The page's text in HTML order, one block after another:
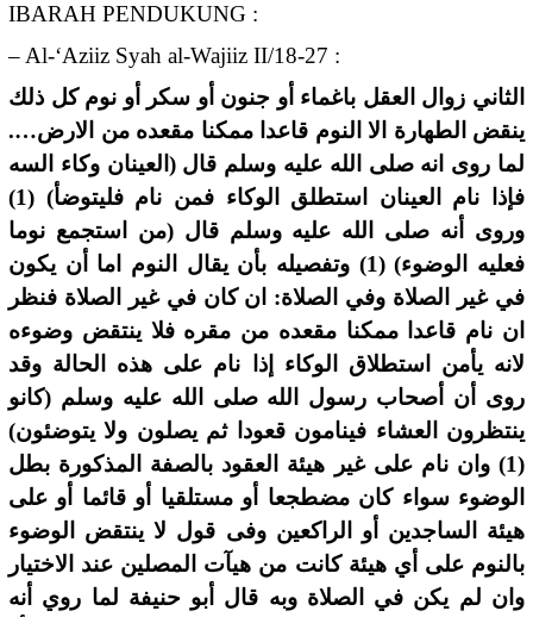
IBARAH PENDUKUNG :
– Al-‘Aziiz Syah al-Wajiiz II/18-27 :
الثاني زوال العقل باغماء أو جنون أو سكر أو نوم كل ذلك
ينقض الطهارة الا النوم قاعدا ممكنا مقعده من الارض….
لما روى انه صلى الله عليه وسلم قال (العينان وكاء السه
فإذا نام العينان استطلق الوكاء فمن نام فليتوضأ) (1)
وروى أنه صلى الله عليه وسلم قال (من استجمع نوما
فعليه الوضوء) (1) وتفصيله بأن يقال النوم اما أن يكون
في غير الصلاة وفي الصلاة: ان كان في غير الصلاة فنظر
ان نام قاعدا ممكنا مقعده من مقره فلا ينتقض وضوءه
لانه يأمن استطلاق الوكاء إذا نام على هذه الحالة وقد
روى أن أصحاب رسول الله صلى الله عليه وسلم (كانو
ينتظرون العشاء فينامون قعودا ثم يصلون ولا يتوضئون)
(1) وان نام على غير هيئة العقود بالصفة المذكورة بطل
الوضوء سواء كان مضطجعا أو مستلقيا أو قائما أو على
هيئة الساجدين أو الراكعين وفى قول لا ينتقض الوضوء
بالنوم على أي هيئة كانت من هيآت المصلين عند الاختيار
وان لم يكن في الصلاة وبه قال أبو حنيفة لما روي أنه